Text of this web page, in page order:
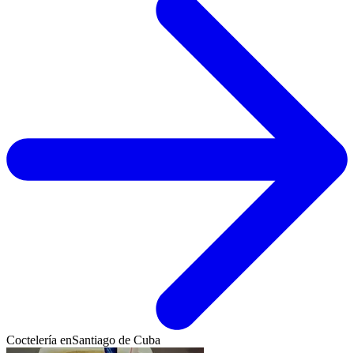
Coctelería enSantiago de Cuba